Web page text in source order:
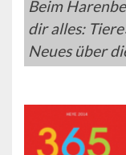
Beim
dir alles:
Neues über